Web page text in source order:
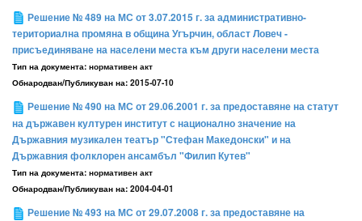
Решение № 489 на МС от 3.07.2015 г. за административно-
териториална промяна в община Угърчин, област Ловеч -
присъединяване на населени места към други населени места
Тип на документа: нормативен акт
Обнародван/Публикуван на: 2015-07-10
Решение № 490 на МС от 29.06.2001 г. за предоставяне на статут
на държавен културен институт с национално значение на
Държавния музикален театър "Стефан Македонски" и на
Държавния фолклорен ансамбъл "Филип Кутев"
Тип на документа: нормативен акт
Обнародван/Публикуван на: 2004-04-01
Решение № 493 на МС от 29.07.2008 г. за предоставяне на